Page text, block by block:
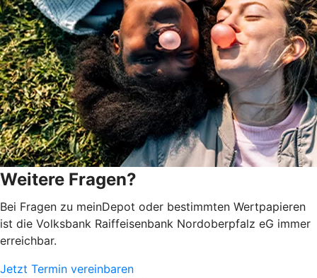
Weitere Fragen?
Bei Fragen zu meinDepot oder bestimmten Wertpapieren
ist die Volksbank Raiffeisenbank Nordoberpfalz eG immer
erreichbar.
Jetzt Termin vereinbaren